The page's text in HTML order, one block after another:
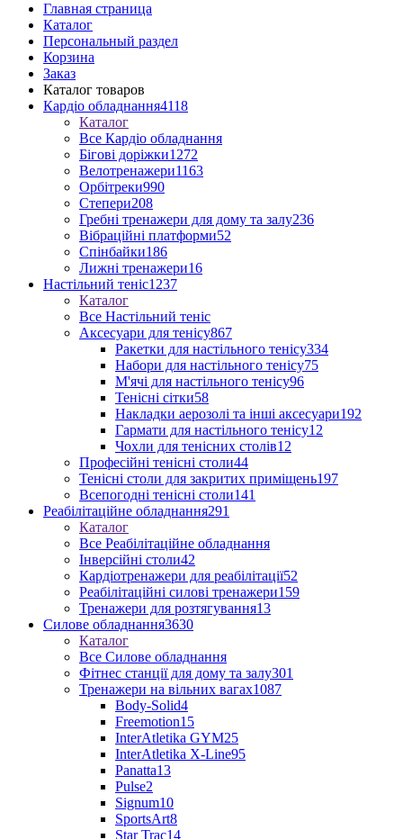
Главная страница
Каталог
Персональный раздел
Корзина
Заказ
Каталог товаров
Кардіо обладнання4118
Каталог
Все Кардіо обладнання
Бігові доріжки1272
Велотренажери1163
Орбітреки990
Степери208
Гребні тренажери для дому та залу236
Вібраційні платформи52
Спінбайки186
Лижні тренажери16
Настільний теніс1237
Каталог
Все Настільний теніс
Аксесуари для тенісу867
Ракетки для настільного тенісу334
Набори для настільного тенісу75
М'ячі для настільного тенісу96
Тенісні сітки58
Накладки аерозолі та інші аксесуари192
Гармати для настільного тенісу12
Чохли для тенісних столів12
Професійні тенісні столи44
Тенісні столи для закритих приміщень197
Всепогодні тенісні столи141
Реабілітаційне обладнання291
Каталог
Все Реабілітаційне обладнання
Інверсійні столи42
Кардіотренажери для реабілітації52
Реабілітаційні силові тренажери159
Тренажери для розтягування13
Силове обладнання3630
Каталог
Все Силове обладнання
Фітнес станції для дому та залу301
Тренажери на вільних вагах1087
Body-Solid4
Freemotion15
InterAtletika GYM25
InterAtletika X-Line95
Panatta13
Pulse2
Signum10
SportsArt8
Star Trac14